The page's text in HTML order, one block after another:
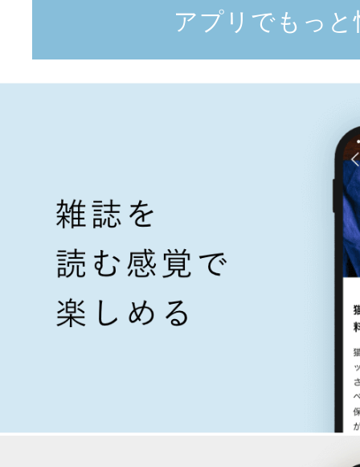
アプリでもっと